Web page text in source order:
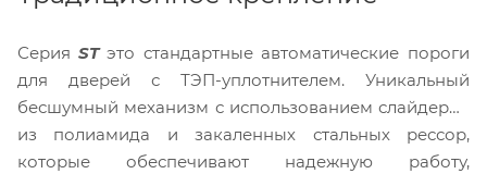
Серия ST это стандартные автоматические пороги
для дверей с ТЭП-уплотнителем. Уникальный
бесшумный механизм с использованием слайдеров
из полиамида и закаленных стальных рессор,
которые обеспечивают надежную работу,